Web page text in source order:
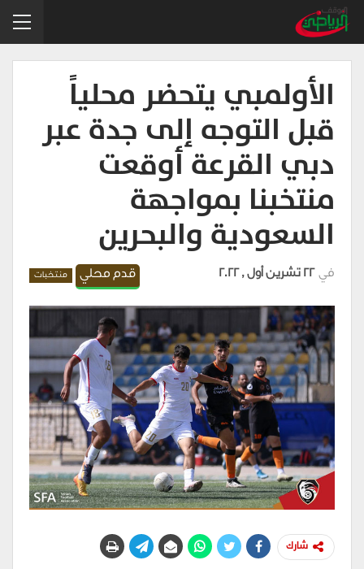
الأولمبي يتحضر محلياً
قبل التوجه إلى جدة عبر
دبي القرعة أوقعت
منتخبنا بمواجهة
السعودية والبحرين
قدم محلي منتخبات في 22 تشرين أول , 2022
شارك